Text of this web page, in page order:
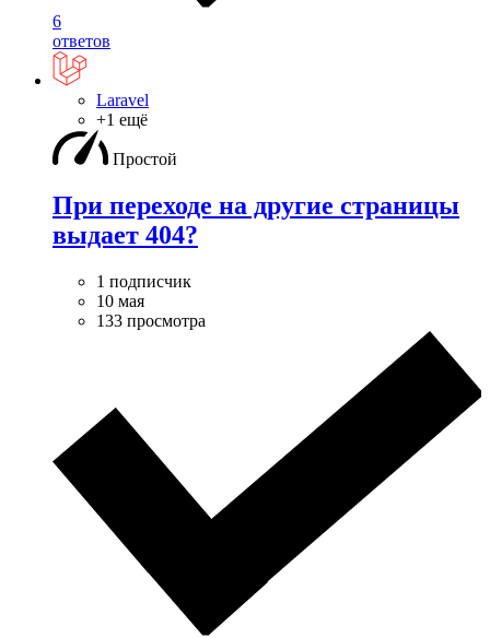
6
ответов
Laravel
+1 ещё
Простой
При переходе на другие страницы
выдает 404?
1 подписчик
10 мая
133 просмотра